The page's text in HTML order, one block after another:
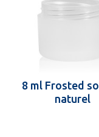
8 ml Frosted
naturel